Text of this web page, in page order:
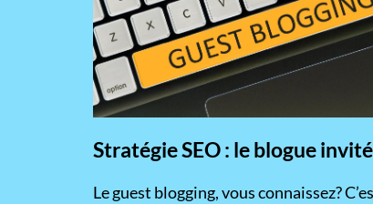
Stratégie SEO : le blogue invité
​Le guest blogging, vous connaissez?